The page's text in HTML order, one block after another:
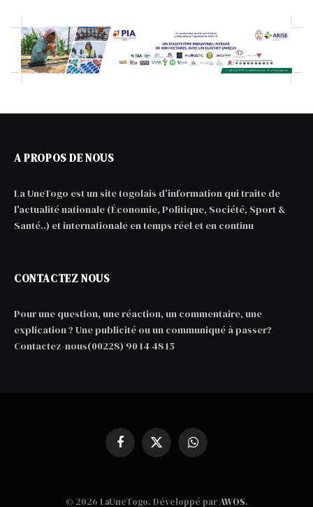
A PROPOS DE NOUS
La UneTogo est un site togolais d'information qui traite de
l'actualité nationale (Économie, Politique, Société, Sport &
Santé..) et internationale en temps réel et en continu
CONTACTEZ NOUS
Pour une question, une réaction, un commentaire, une
explication ? Une publicité ou un communiqué à passer?
Contactez-nous(00228) 90 14 48 15
Facebook
X
WhatsApp
© 2026 LaUneTogo. Développé parAWOS.